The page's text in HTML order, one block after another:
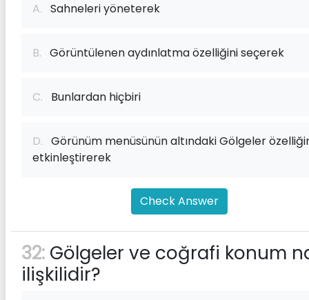
A. Sahneleri yöneterek
B. Görüntülenen aydınlatma özelliğini seçerek
C. Bunlardan hiçbiri
D. Görünüm menüsünün altındaki Gölgeler
etkinleştirerek
Check Answer
32: Gölgeler ve coğrafi konum
ilişkilidir?